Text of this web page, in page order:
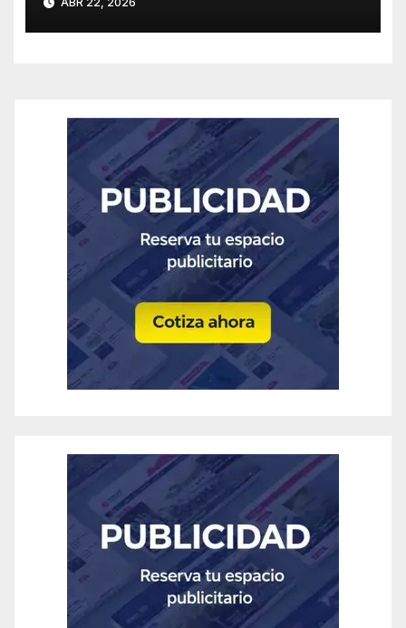
impactará en tu bolsillo.